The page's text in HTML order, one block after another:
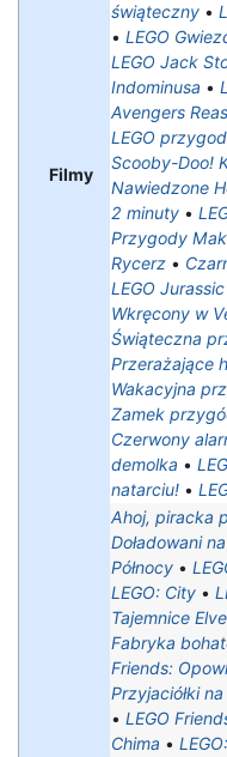
Filmy
świąteczny •
• LEGO
LEGO Jack
Indominusa •
Avengers
LEGO
Scooby-Doo!
Nawiedzone
2 minuty •
Przygody
Rycerz •
LEGO
Wkręcony w
Świąteczna
Przerażające
Wakacyjna
Zamek
Czerwony
demolka •
natarciu! •
Ahoj, piracka
Doładowani
Północy •
LEGO: City •
Tajemnice
Fabryka
Friends:
Przyjaciółki
• LEGO
Chima •